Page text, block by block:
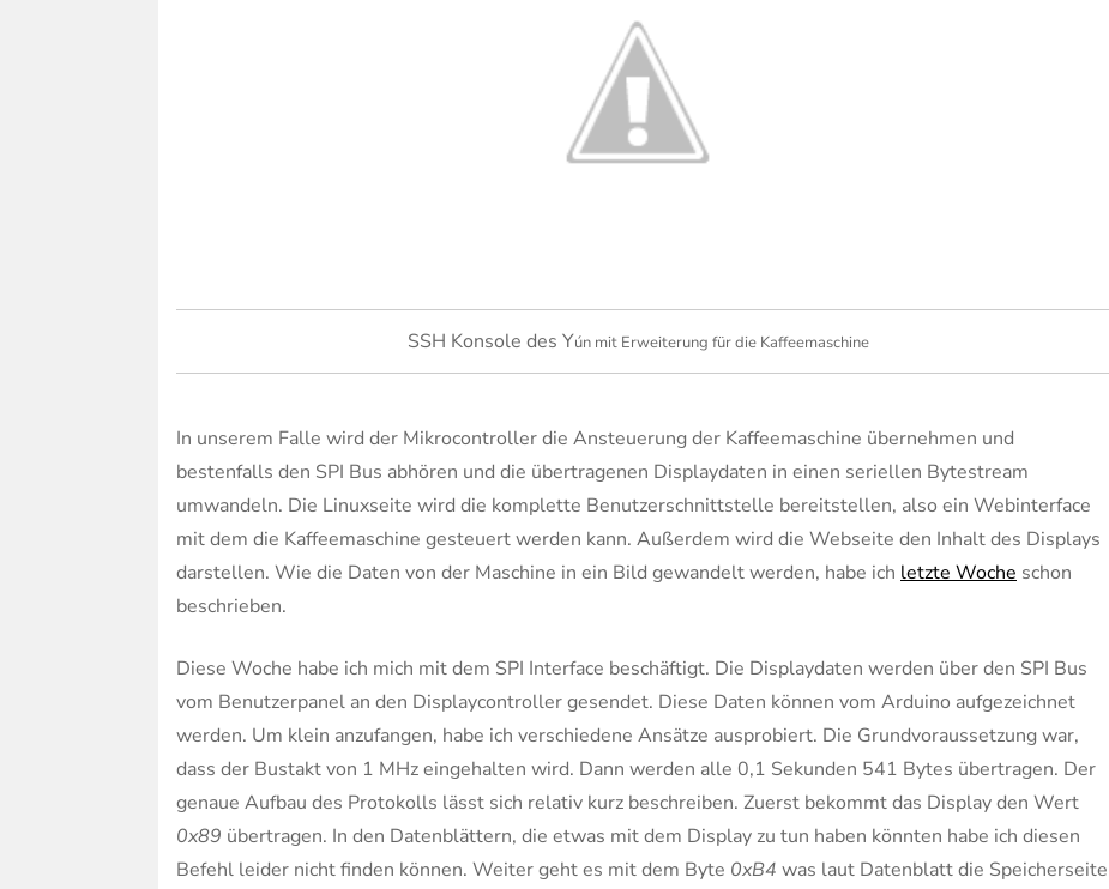
SSH Konsole des Yún mit Erweiterung für die Kaffeemaschine
In unserem Falle wird der Mikrocontroller die Ansteuerung der Kaffeemaschine übernehmen und
bestenfalls den SPI Bus abhören und die übertragenen Displaydaten in einen seriellen Bytestream
umwandeln. Die Linuxseite wird die komplette Benutzerschnittstelle bereitstellen, also ein Webinterface
mit dem die Kaffeemaschine gesteuert werden kann. Außerdem wird die Webseite den Inhalt des Displays
darstellen. Wie die Daten von der Maschine in ein Bild gewandelt werden, habe ich letzte Woche schon
beschrieben.
Diese Woche habe ich mich mit dem SPI Interface beschäftigt. Die Displaydaten werden über den SPI Bus
vom Benutzerpanel an den Displaycontroller gesendet. Diese Daten können vom Arduino aufgezeichnet
werden. Um klein anzufangen, habe ich verschiedene Ansätze ausprobiert. Die Grundvoraussetzung war,
dass der Bustakt von 1 MHz eingehalten wird. Dann werden alle 0,1 Sekunden 541 Bytes übertragen. Der
genaue Aufbau des Protokolls lässt sich relativ kurz beschreiben. Zuerst bekommt das Display den Wert
0x89 übertragen. In den Datenblättern, die etwas mit dem Display zu tun haben könnten habe ich diesen
Befehl leider nicht finden können. Weiter geht es mit dem Byte 0xB4 was laut Datenblatt die Speicherseite